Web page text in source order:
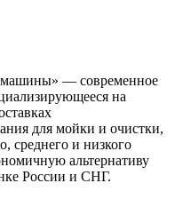
машины» — современное
на
для мойки и очистки,
среднего и низкого
альтернативу
России и СНГ.